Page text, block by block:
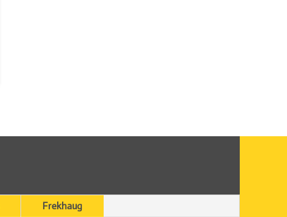
Frekhaug